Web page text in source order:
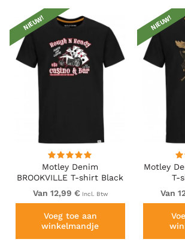
Motley Denim
BROOKVILLE T-shirt Black
NIEUW!
Van 12,99 € Incl. Btw
Voeg toe aan
winkelmandje
Motley
T-
NIEUW!
Van